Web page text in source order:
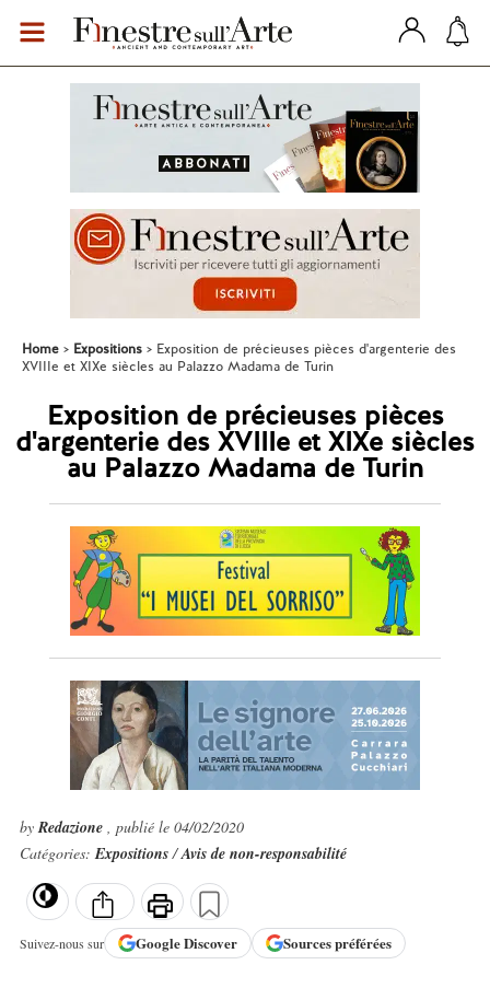
Home Expositions
Exposition de précieuses pièces d'argenterie des
XVIIIe et XIXe siècles au Palazzo Madama de Turin
Exposition de précieuses pièces
d'argenterie des XVIIIe et XIXe siècles
au Palazzo Madama de Turin
byRedazione , publié le 04/02/2020
Catégories:Expositions/Avis de non-responsabilité
Suivez-nous sur GoogleDiscover Sources préférées